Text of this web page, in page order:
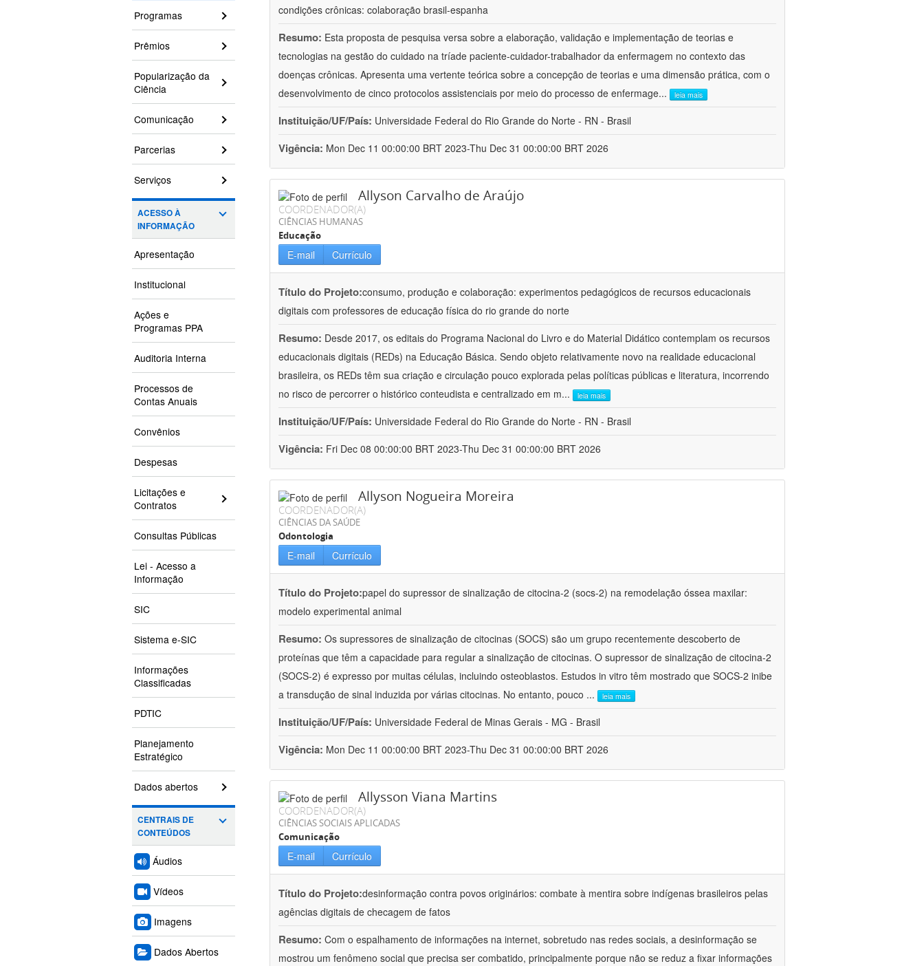
Programas
Prêmios
Popularização da
Ciência
Comunicação
Parcerias
Serviços
ACESSO À
INFORMAÇÃO
Apresentação
Institucional
Ações e
Programas PPA
Auditoria Interna
Processos de
Contas Anuais
Convênios
Despesas
Licitações e
Contratos
Consultas Públicas
Lei - Acesso a
Informação
SIC
Sistema e-SIC
Informações
Classificadas
PDTIC
Planejamento
Estratégico
Dados abertos
CENTRAIS DE
CONTEÚDOS
Áudios
Vídeos
Imagens
Dados Abertos
condições crônicas: colaboração brasil-espanha
Resumo: Esta proposta de pesquisa versa sobre a elaboração, validação e implementação de teorias e
tecnologias na gestão do cuidado na tríade paciente-cuidador-trabalhador da enfermagem no contexto das
doenças crônicas. Apresenta uma vertente teórica sobre a concepção de teorias e uma dimensão prática, com o
desenvolvimento de cinco protocolos assistenciais por meio do processo de enfermage... leia mais
Instituição/UF/País: Universidade Federal do Rio Grande do Norte - RN - Brasil
Vigência: Mon Dec 11 00:00:00 BRT 2023-Thu Dec 31 00:00:00 BRT 2026
Allyson Carvalho de Araújo
COORDENADOR(A)
CIÊNCIAS HUMANAS
Educação
E-mail Currículo
Título do Projeto:consumo, produção e colaboração: experimentos pedagógicos de recursos educacionais
digitais com professores de educação física do rio grande do norte
Resumo: Desde 2017, os editais do Programa Nacional do Livro e do Material Didático contemplam os recursos
educacionais digitais (REDs) na Educação Básica. Sendo objeto relativamente novo na realidade educacional
brasileira, os REDs têm sua criação e circulação pouco explorada pelas políticas públicas e literatura, incorrendo
no risco de percorrer o histórico conteudista e centralizado em m... leia mais
Instituição/UF/País: Universidade Federal do Rio Grande do Norte - RN - Brasil
Vigência: Fri Dec 08 00:00:00 BRT 2023-Thu Dec 31 00:00:00 BRT 2026
Allyson Nogueira Moreira
COORDENADOR(A)
CIÊNCIAS DA SAÚDE
Odontologia
E-mail Currículo
Título do Projeto:papel do supressor de sinalização de citocina-2 (socs-2) na remodelação óssea maxilar:
modelo experimental animal
Resumo: Os supressores de sinalização de citocinas (SOCS) são um grupo recentemente descoberto de
proteínas que têm a capacidade para regular a sinalização de citocinas. O supressor de sinalização de citocina-2
(SOCS-2) é expresso por muitas células, incluindo osteoblastos. Estudos in vitro têm mostrado que SOCS-2 inibe
a transdução de sinal induzida por várias citocinas. No entanto, pouco ... leia mais
Instituição/UF/País: Universidade Federal de Minas Gerais - MG - Brasil
Vigência: Mon Dec 11 00:00:00 BRT 2023-Thu Dec 31 00:00:00 BRT 2026
Allysson Viana Martins
COORDENADOR(A)
CIÊNCIAS SOCIAIS APLICADAS
Comunicação
E-mail Currículo
Título do Projeto:desinformação contra povos originários: combate à mentira sobre indígenas brasileiros pelas
agências digitais de checagem de fatos
Resumo: Com o espalhamento de informações na internet, sobretudo nas redes sociais, a desinformação se
mostrou um fenômeno social que precisa ser combatido, principalmente porque não se reduz a fixar informações